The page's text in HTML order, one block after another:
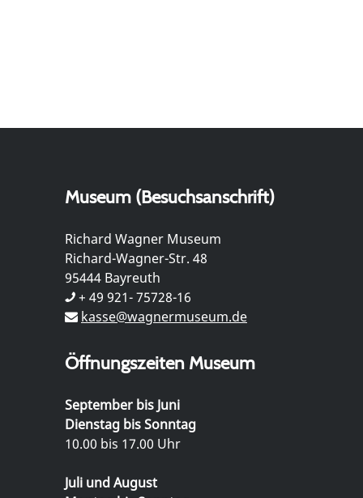
Museum (Besuchsanschrift)
Richard Wagner Museum
Richard-Wagner-Str. 48
95444 Bayreuth
+ 49 921- 75728-16
kasse@wagnermuseum.de
Öffnungszeiten Museum
September bis Juni
Dienstag bis Sonntag
10.00 bis 17.00 Uhr
Juli und August